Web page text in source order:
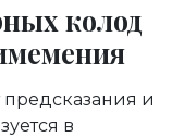
колод
и
в